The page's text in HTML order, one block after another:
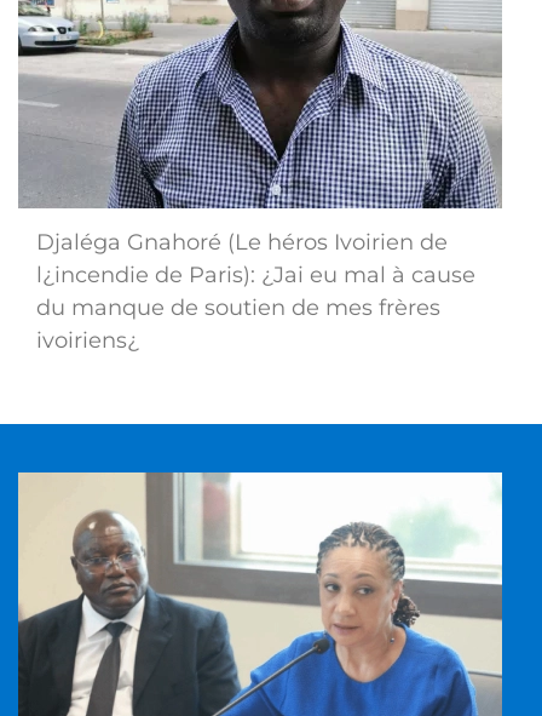
Djaléga Gnahoré (Le héros Ivoirien de
l¿incendie de Paris): ¿Jai eu mal à cause
du manque de soutien de mes frères
ivoiriens¿